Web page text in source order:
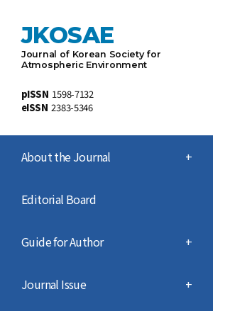
JKOSAE
Journal of Korean Society for
Atmospheric Environment
pISSN 1598-7132
eISSN 2383-5346
About the Journal +
Editorial Board
Guide for Author +
Journal Issue +